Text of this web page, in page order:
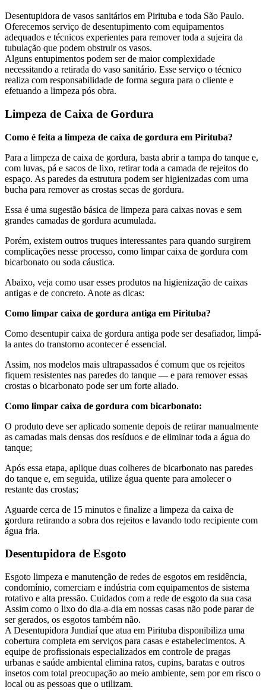
Desentupidora de vasos sanitários em Pirituba e toda São Paulo.
Oferecemos serviço de desentupimento com equipamentos
adequados e técnicos experientes para remover toda a sujeira da
tubulação que podem obstruir os vasos.
Alguns entupimentos podem ser de maior complexidade
necessitando a retirada do vaso sanitário. Esse serviço o técnico
realiza com responsabilidade de forma segura para o cliente e
efetuando a limpeza pós obra.
Limpeza de Caixa de Gordura
Como é feita a limpeza de caixa de gordura em Pirituba?
Para a limpeza de caixa de gordura, basta abrir a tampa do tanque e,
com luvas, pá e sacos de lixo, retirar toda a camada de rejeitos do
espaço. As paredes da estrutura podem ser higienizadas com uma
bucha para remover as crostas secas de gordura.
Essa é uma sugestão básica de limpeza para caixas novas e sem
grandes camadas de gordura acumulada.
Porém, existem outros truques interessantes para quando surgirem
complicações nesse processo, como limpar caixa de gordura com
bicarbonato ou soda cáustica.
Abaixo, veja como usar esses produtos na higienização de caixas
antigas e de concreto. Anote as dicas:
Como limpar caixa de gordura antiga em Pirituba?
Como desentupir caixa de gordura antiga pode ser desafiador, limpá-
la antes do transtorno acontecer é essencial.
Assim, nos modelos mais ultrapassados é comum que os rejeitos
fiquem resistentes nas paredes do tanque — e para remover essas
crostas o bicarbonato pode ser um forte aliado.
Como limpar caixa de gordura com bicarbonato:
O produto deve ser aplicado somente depois de retirar manualmente
as camadas mais densas dos resíduos e de eliminar toda a água do
tanque;
Após essa etapa, aplique duas colheres de bicarbonato nas paredes
do tanque e, em seguida, utilize água quente para amolecer o
restante das crostas;
Aguarde cerca de 15 minutos e finalize a limpeza da caixa de
gordura retirando a sobra dos rejeitos e lavando todo recipiente com
água fria.
Desentupidora de Esgoto
Esgoto limpeza e manutenção de redes de esgotos em residência,
condomínio, comerciam e indústria com equipamentos de sistema
rotativo e alta pressão. Cuidados com a rede de esgoto da sua casa
Assim como o lixo do dia-a-dia em nossas casas não pode parar de
ser gerados, os esgotos também não.
A Desentupidora Jundiaí que atua em Pirituba disponibiliza uma
cobertura completa em serviços para casas e estabelecimentos. A
equipe de profissionais especializados em controle de pragas
urbanas e saúde ambiental elimina ratos, cupins, baratas e outros
insetos com total preocupação ao meio ambiente, sem por em risco o
local ou as pessoas que o utilizam.